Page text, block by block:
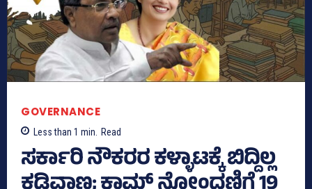
GOVERNANCE
Less than 1 min. Read
ಸರ್ಕಾರಿ ನೌಕರರ ಕಳ್ಳಾಟಕ್ಕೆ ಬಿದ್ದಿಲ್ಲ